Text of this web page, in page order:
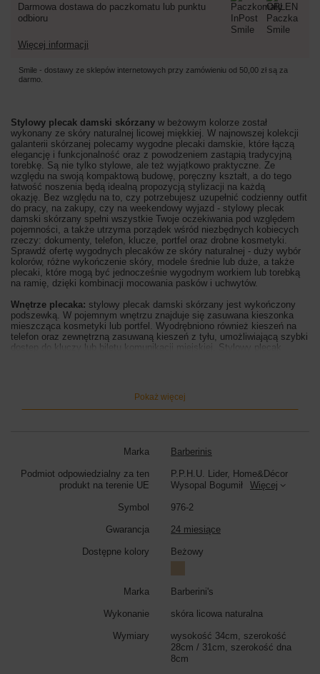
Darmowa dostawa do paczkomatu lub punktu
odbioru
Więcej informacji
Smile - dostawy ze sklepów internetowych przy zamówieniu od 50,00 zł są za
darmo.
Stylowy plecak damski skórzany w beżowym kolorze został
wykonany ze skóry naturalnej licowej miękkiej. W najnowszej kolekcji
galanterii skórzanej polecamy wygodne plecaki damskie , które łączą
elegancję i funkcjonalność oraz z powodzeniem zastąpią tradycyjną
torebkę. Są nie tylko stylowe, ale też wyjątkowo praktyczne. Ze
względu na swoją kompaktową budowę, poręczny kształt, a do tego
łatwość noszenia będą idealną propozycją stylizacji na każdą
okazję. Bez względu na to, czy potrzebujesz uzupełnić codzienny outfit
do pracy, na zakupy, czy na weekendowy wyjazd - stylowy plecak
damski skórzany spełni wszystkie Twoje oczekiwania pod względem
pojemności, a także utrzyma porządek wśród niezbędnych kobiecych
rzeczy: dokumenty, telefon, klucze, portfel oraz drobne kosmetyki.
Sprawdź ofertę wygodnych plecaków ze skóry naturalnej - duży wybór
kolorów, różne wykończenie skóry, modele średnie lub duże, a także
plecaki, które mogą być jednocześnie wygodnym workiem lub torebką
na ramię, dzięki kombinacji mocowania pasków i uchwytów.
Wnętrze plecaka: stylowy plecak damski skórzany jest wykończony
podszewką. W pojemnym wnętrzu znajduje się zasuwana kieszonka
mieszcząca kosmetyki lub portfel. Wyodrębniono również kieszeń na
telefon oraz zewnętrzną zasuwaną kieszeń z tyłu, umożliwiającą szybki
dostęp do kluczy lub biletu komunikacji miejskiej. Stylowy plecak
zasuwany i dodatkowo zapinany na zatrzask magnetyczny. Klapka
plecaka jest ozdobiona srebrną klamrą, wyróżniającą ten model spośród
(na dole), szerokość dna 8cm
Pokaż więcej
Marka Barberinis
Podmiot odpowiedzialny za ten
produkt na terenie UE
P.P.H.U. Lider, Home&Décor
Wysopal Bogumił
Więcej
Symbol 976-2
Gwarancja 24 miesiące
Dostępne kolory Beżowy
Marka Barberini's
Wykonanie skóra licowa naturalna
Wymiary
wysokość 34cm, szerokość
28cm / 31cm, szerokość dna
8cm